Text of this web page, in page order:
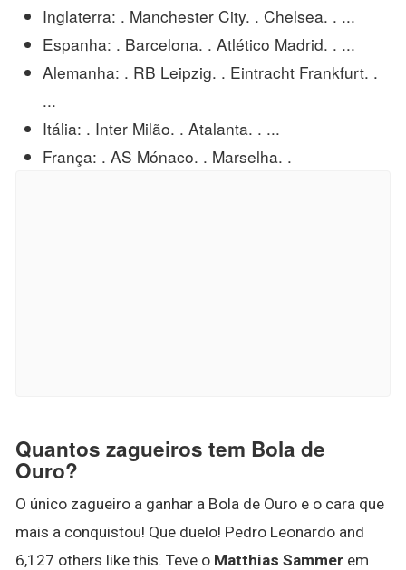
Inglaterra: . Manchester City. . Chelsea. . ...
Espanha: . Barcelona. . Atlético Madrid. . ...
Alemanha: . RB Leipzig. . Eintracht Frankfurt. .
...
Itália: . Inter Milão. . Atalanta. . ...
França: . AS Mónaco. . Marselha. .
Quantos zagueiros tem Bola de
Ouro?
O único zagueiro a ganhar a Bola de Ouro e o cara que
mais a conquistou! Que duelo! Pedro Leonardo and
6,127 others like this. Teve o Matthias Sammer em